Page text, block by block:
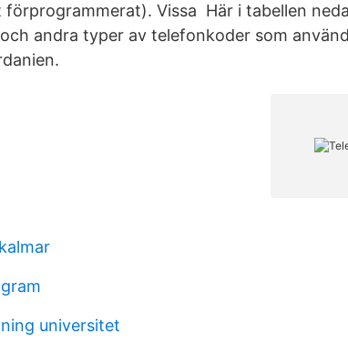
Vissa Här i tabellen
andra typer av telefonkoder som
universitet